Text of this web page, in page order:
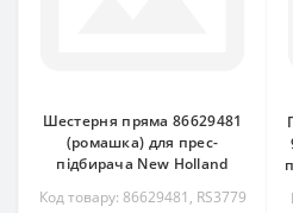
Шестерня пряма 86629481
(ромашка) для прес-
підбирача New Holland
Код товару: 86629481, RS3779